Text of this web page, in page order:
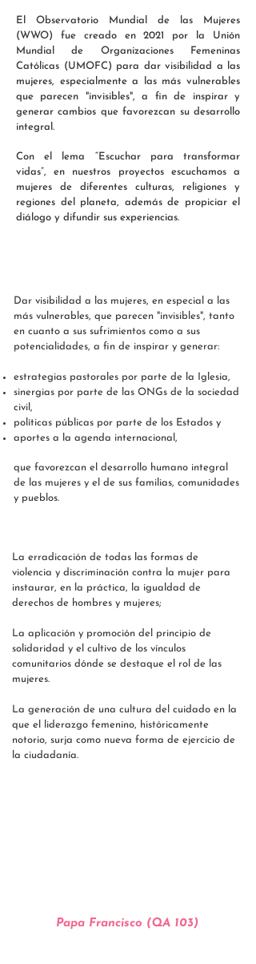
El Observatorio Mundial de las Mujeres
(WWO) fue creado en 2021 por la Unión
Mundial de Organizaciones Femeninas
Católicas (UMOFC) para dar visibilidad a las
mujeres, especialmente a las más vulnerables
que parecen "invisibles", a fin de inspirar y
generar cambios que favorezcan su desarrollo
integral.
Con el lema “Escuchar para transformar
vidas”, en nuestros proyectos escuchamos a
mujeres de diferentes culturas, religiones y
regiones del planeta, además de propiciar el
diálogo y difundir sus experiencias.
Dar visibilidad a las mujeres, en especial a las
más vulnerables, que parecen "invisibles", tanto
en cuanto a sus sufrimientos como a sus
potencialidades, a fin de inspirar y generar:
estrategias pastorales por parte de la Iglesia,
sinergias por parte de las ONGs de la sociedad
civil,
políticas públicas por parte de los Estados y
aportes a la agenda internacional,
que favorezcan el desarrollo humano integral
de las mujeres y el de sus familias, comunidades
y pueblos.
La erradicación de todas las formas de
violencia y discriminación contra la mujer para
instaurar, en la práctica, la igualdad de
derechos de hombres y mujeres;
La aplicación y promoción del principio de
solidaridad y el cultivo de los vínculos
comunitarios dónde se destaque el rol de las
mujeres.
La generación de una cultura del cuidado en la
que el liderazgo femenino, históricamente
notorio, surja como nueva forma de ejercicio de
la ciudadanía.
Papa Francisco (QA 103)